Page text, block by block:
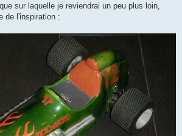
sur laquelle je reviendrai un peu plus loin,
de l'inspiration :